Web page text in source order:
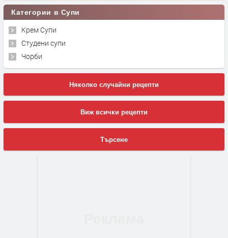
Категории в Супи
Крем Супи
Студени супи
Чорби
Няколко случайни рецепти
Виж всички рецепти
Търсене